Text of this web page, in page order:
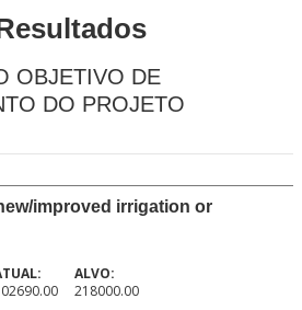
OBJETIVO DE
DO PROJETO
improved irrigation or
218000.00